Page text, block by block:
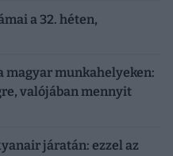
a 32. héten,
magyar munkahelyeken:
valójában mennyit
járatán: ezzel az